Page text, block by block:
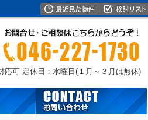
応可 定休日：水曜日(１月～３月は無休)